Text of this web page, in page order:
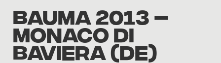
BAUMA 2013 –
MONACO DI
BAVIERA (DE)